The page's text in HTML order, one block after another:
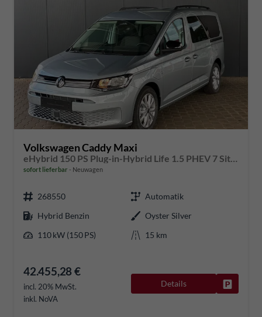
Volkswagen Caddy Maxi
eHybrid 150 PS Plug-in-Hybrid Life 1.5 PHEV 7 Sitze DSG
sofort lieferbar Neuwagen
268550
Automatik
Hybrid Benzin
Oyster Silver
110 kW (150 PS)
15 km
42.455,28 €
incl. 20% MwSt.
inkl. NoVA
Details